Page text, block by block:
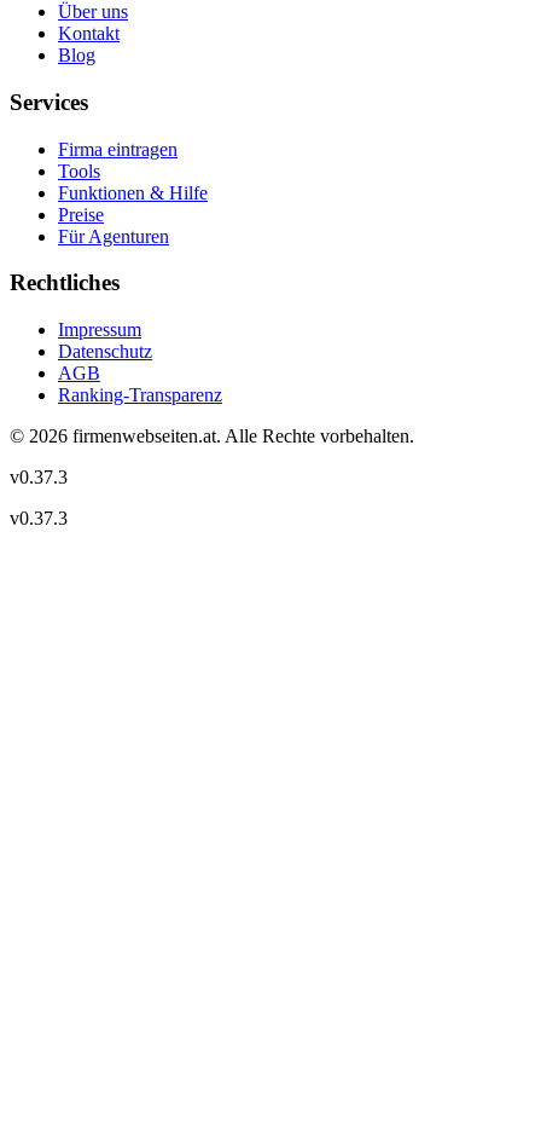
Über uns
Kontakt
Blog
Services
Firma eintragen
Tools
Funktionen & Hilfe
Preise
Für Agenturen
Rechtliches
Impressum
Datenschutz
AGB
Ranking-Transparenz
© 2026 firmenwebseiten.at. Alle Rechte vorbehalten.
v0.37.3
v0.37.3